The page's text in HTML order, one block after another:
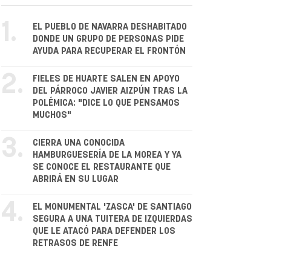
1.
EL PUEBLO DE NAVARRA DESHABITADO
DONDE UN GRUPO DE PERSONAS PIDE
AYUDA PARA RECUPERAR EL FRONTÓN
2.
FIELES DE HUARTE SALEN EN APOYO
DEL PÁRROCO JAVIER AIZPÚN TRAS LA
POLÉMICA: "DICE LO QUE PENSAMOS
MUCHOS"
3.
CIERRA UNA CONOCIDA
HAMBURGUESERÍA DE LA MOREA Y YA
SE CONOCE EL RESTAURANTE QUE
ABRIRÁ EN SU LUGAR
4.
EL MONUMENTAL 'ZASCA' DE SANTIAGO
SEGURA A UNA TUITERA DE IZQUIERDAS
QUE LE ATACÓ PARA DEFENDER LOS
RETRASOS DE RENFE